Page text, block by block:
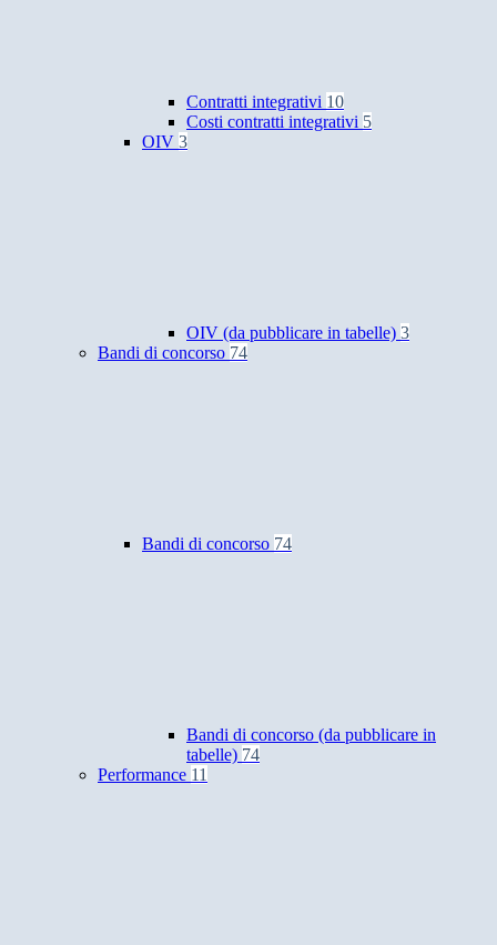
Contratti integrativi 10
Costi contratti integrativi 5
OIV 3
OIV (da pubblicare in tabelle) 3
Bandi di concorso 74
Bandi di concorso 74
Bandi di concorso (da pubblicare in
tabelle) 74
Performance 11